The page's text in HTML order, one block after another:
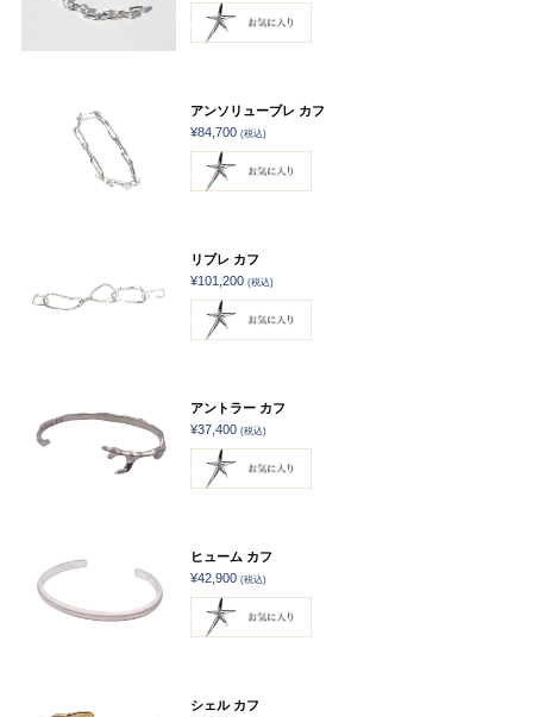
アンソリューブレ カフ
¥84,700 (税込)
リブレ カフ
¥101,200 (税込)
アントラー カフ
¥37,400 (税込)
ヒューム カフ
¥42,900 (税込)
シェル カフ